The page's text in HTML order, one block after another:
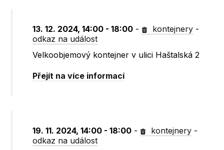
13. 12. 2024, 14:00 - 18:00 - kontejnery -
odkaz na událost
Velkoobjemový kontejner v ulici Haštalská 2
Přejít na více informací
19. 11. 2024, 14:00 - 18:00 - kontejnery -
odkaz na událost